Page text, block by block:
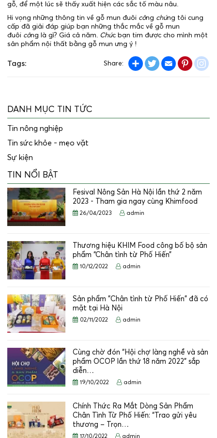
gỗ, để một lúc sẽ thấy xuất hiện các sắc tố màu nâu.
Hi vọng những thông tin về gỗ mun đuôi công chúng tôi cung
cấp đã giải đáp giúp bạn những thắc mắc về gỗ mun
đuôi công là gì? Giá cả năm. Chúc bạn tim được cho mình một
sản phẩm nội thất bằng gỗ mun ưng ý !
Tags: Share: Share TwitterEmail
DANH MỤC TIN TỨC
Tin nông nghiệp
Tin sức khỏe - mẹo vặt
Sự kiện
TIN NỔI BẬT
Fesival Nông Sản Hà Nội lần thứ 2 năm
2023 - Tham gia ngay cùng Khimfood
26/04/2023 admin
Thương hiệu KHIM Food công bố bộ sản
phẩm “Chân tình từ Phố Hiến”
10/12/2022 admin
Sản phẩm "Chân tình từ Phố Hiến" đã có
mặt tại Hà Nội
02/11/2022 admin
Cùng chờ đón “Hội chợ làng nghề và sản
phẩm OCOP lần thứ 18 năm 2022” sắp
diễn…
19/10/2022 admin
Chính Thức Ra Mắt Dòng Sản Phẩm
Chân Tình Từ Phố Hiến: “Trao gửi yêu
thương – Trọn…
17/10/2022 admin